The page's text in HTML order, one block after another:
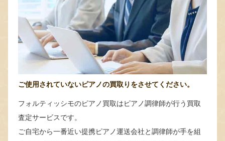
ご使用されていないピアノの買取りをさせてください。
フォルティッシモのピアノ買取はピアノ調律師が行う買取
査定サービスです。
ご自宅から一番近い提携ピアノ運送会社と調律師が手を組